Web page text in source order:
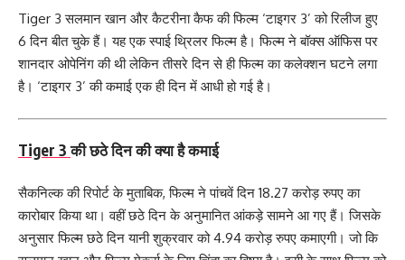
Tiger 3 सलमान खान और कैटरीना कैफ की फिल्म ‘टाइगर 3’ को रिलीज हुए
6 दिन बीत चुके हैं। यह एक स्पाई थ्रिलर फिल्म है। फिल्म ने बॉक्स ऑफिस पर
शानदार ओपेनिंग की थी लेकिन तीसरे दिन से ही फिल्म का कलेक्शन घटने लगा
है। ‘टाइगर 3’ की कमाई एक ही दिन में आधी हो गई है।
Tiger 3की छठे दिन की क्या है कमाई
सैकनिल्क की रिपोर्ट के मुताबिक, फिल्म ने पांचवें दिन 18.27 करोड़ रुपए का
कारोबार किया था। वहीं छठे दिन के अनुमानित आंकड़े सामने आ गए हैं। जिसके
अनुसार फिल्म छठे दिन यानी शुक्रवार को 4.94 करोड़ रुपए कमाएगी। जो कि